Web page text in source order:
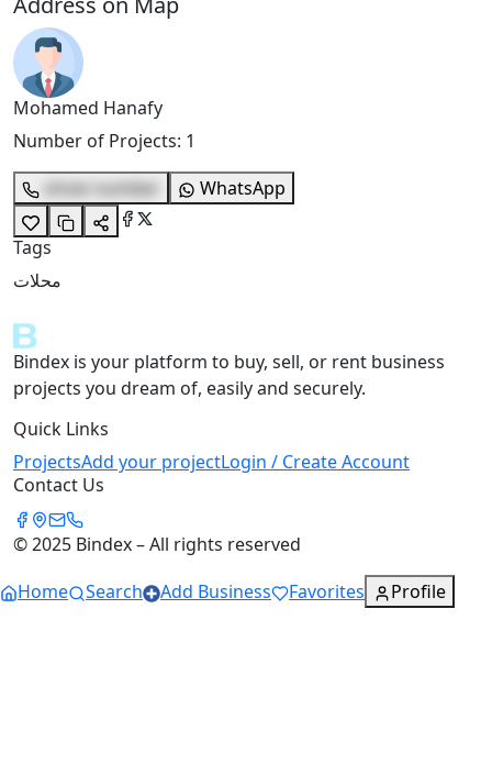
Mohamed Hanafy
Number of Projects: 1
show number
WhatsApp
Tags
محلات
Bindex is your platform to buy, sell, or rent business
projects you dream of, easily and securely.
Quick Links
ProjectsAdd your projectLogin / Create Account
Contact Us
© 2025 Bindex – All rights reserved
Home
Search Add Business Favorites Profile